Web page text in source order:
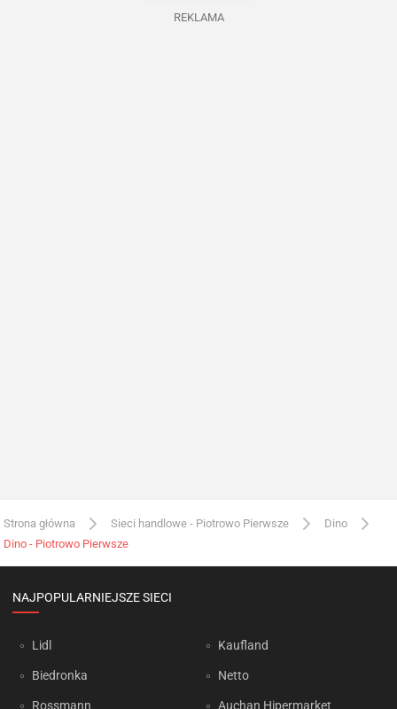
REKLAMA
Strona główna Sieci handlowe - Piotrowo Pierwsze
Dino
Dino - Piotrowo Pierwsze
NAJPOPULARNIEJSZE SIECI
Lidl
Biedronka
Rossmann
Kaufland
Netto
Auchan Hipermarket